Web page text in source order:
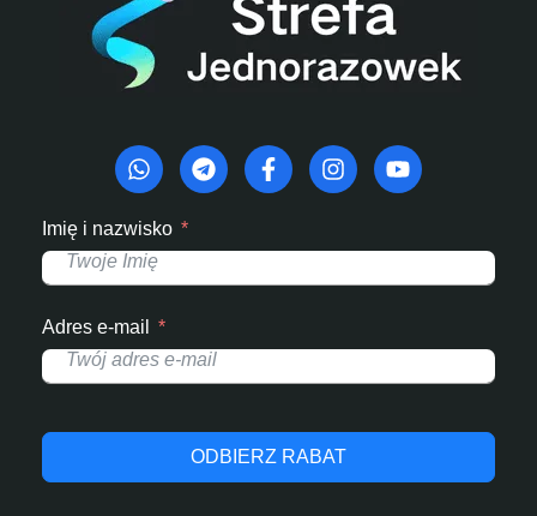
Imię i nazwisko
Adres e-mail
ODBIERZ RABAT